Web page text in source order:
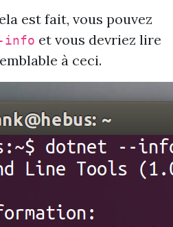
est fait, vous pouvez
info et vous devriez lire
à ceci.